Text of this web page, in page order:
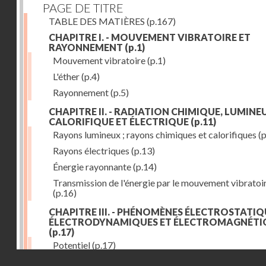
PAGE DE TITRE
TABLE DES MATIÈRES (p.167)
CHAPITRE I. - MOUVEMENT VIBRATOIRE ET
RAYONNEMENT (p.1)
Mouvement vibratoire(p.1)
L'éther(p.4)
Rayonnement(p.5)
CHAPITRE II. - RADIATION CHIMIQUE,
CALORIFIQUE ET ÉLECTRIQUE (p.11)
Rayons lumineux ; rayons chimiques et calorifiques
Rayons électriques (p.13)
Énergie rayonnante(p.14)
Transmission de l'énergie par le mouvement
(p.16)
CHAPITRE III. - PHÉNOMÈNES
ÉLECTRODYNAMIQUES ET
(p.17)
Potentiel(p.17)